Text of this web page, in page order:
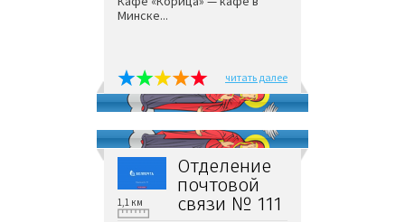
Минске...
читать далее
Отделение
почтовой
связи № 111
1,1 км